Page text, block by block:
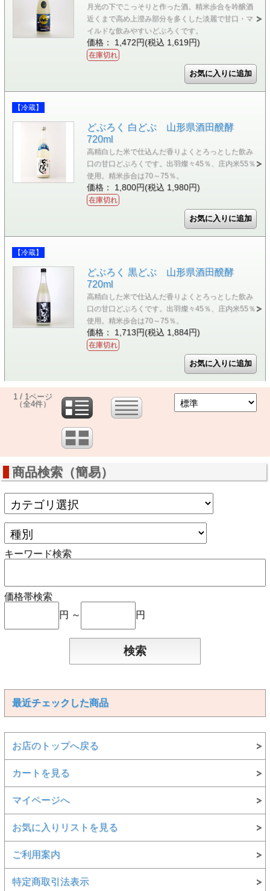
月光の下でこっそりと作った酒。精米歩合を吟醸酒
近くまで高め上澄み部分を多くした淡麗で甘口・マ
イルドな飲みやすいどぶろくです。
価格： 1,472円(税込 1,619円)
在庫切れ
【冷蔵】
どぶろく 白どぶ 山形県酒田醗酵
720ml
高精白した米で仕込んだ香りよくとろっとした飲み
口の甘口どぶろくです。出羽燦々45％、庄内米55％
使用。精米歩合は70～75％。
価格： 1,800円(税込 1,980円)
在庫切れ
【冷蔵】
どぶろく 黒どぶ 山形県酒田醗酵
720ml
高精白した米で仕込んだ香りよくとろっとした飲み
口の甘口どぶろくです。出羽燦々45％、庄内米55％
使用。精米歩合は70～75％。
価格： 1,713円(税込 1,884円)
在庫切れ
1 / 1ページ
（全4件）
商品検索（簡易）
キーワード検索
価格帯検索
円 ～
円
最近チェックした商品
お店のトップへ戻る
カートを見る
マイページへ
お気に入りリストを見る
ご利用案内
特定商取引法表示